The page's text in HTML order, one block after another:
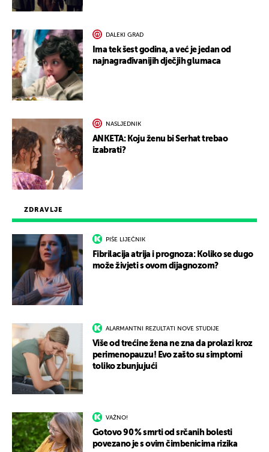
ZDRAVLJE
PIŠE LIJEČNIK
Fibrilacija atrija i prognoza: Koliko se dugo
može živjeti s ovom dijagnozom?
ALARMANTNI REZULTATI NOVE STUDIJE
Više od trećine žena ne zna da prolazi kroz
perimenopauzu! Evo zašto su simptomi
toliko zbunjujući
VAŽNO!
Gotovo 90 % smrti od srčanih bolesti
povezano je s ovim čimbenicima rizika
DALEKI GRAD
Ima tek šest godina, a već je jedan od
najnagrađivanijih dječjih glumaca
NASLJEDNIK
ANKETA: Koju ženu bi Serhat trebao
izabrati?